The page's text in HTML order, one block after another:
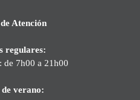
Atención
regulares:
de 7h00 a 21h00
verano: